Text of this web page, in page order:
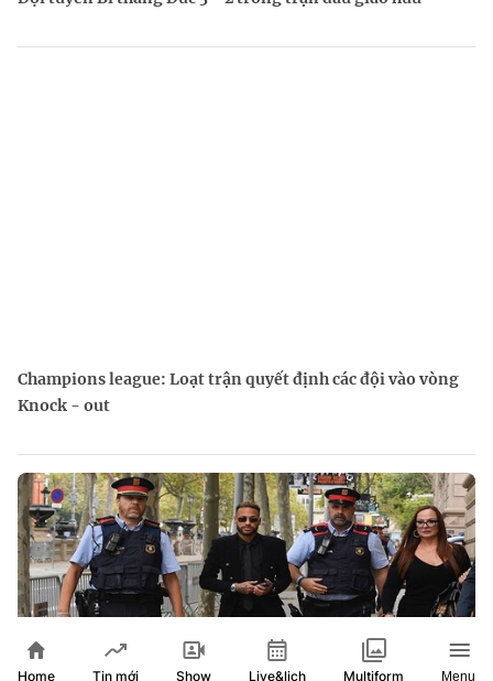
Champions league: Loạt trận quyết định các đội vào vòng
Knock - out
Home Tin mới Show Live&lịch Multiform Menu